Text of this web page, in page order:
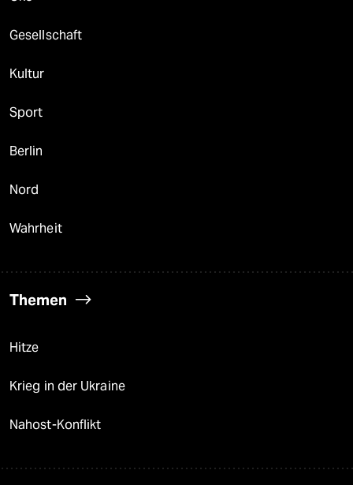
Gesellschaft
Kultur
Sport
Berlin
Nord
Wahrheit
Themen
Hitze
Krieg in der Ukraine
Nahost-Konflikt